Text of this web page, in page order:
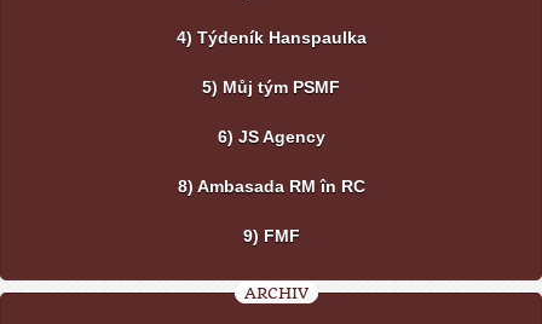
4) Týdeník Hanspaulka
5) Můj tým PSMF
6) JS Agency
8) Ambasada RM în RC
9) FMF
ARCHIV